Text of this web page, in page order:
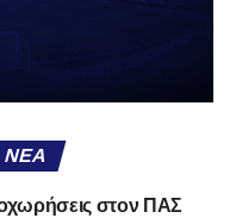
ομάδες δεν
Κάτι που σε
όσα προηγήθηκαν το
ΝΈΑ
στον ΠΑΣ